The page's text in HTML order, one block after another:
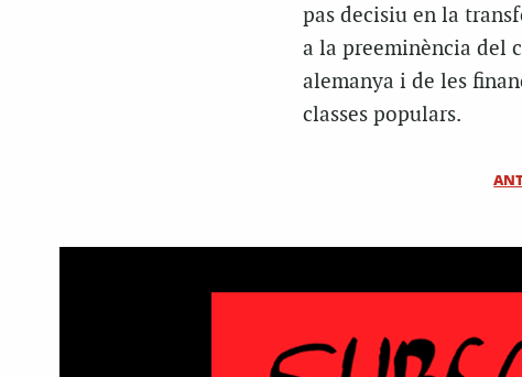
pas decisiu en la
a la preeminència del
alemanya i de les
classes populars.